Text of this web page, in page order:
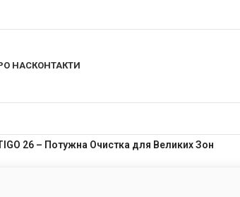
НАСКОНТАКТИ
26 – Потужна Очистка для Великих Зон